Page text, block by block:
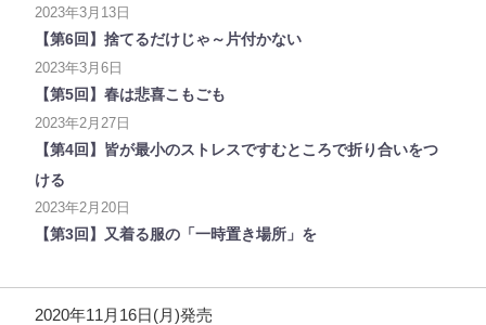
2023年3月13日
【第6回】捨てるだけじゃ～片付かない
2023年3月6日
【第5回】春は悲喜こもごも
2023年2月27日
【第4回】皆が最小のストレスですむところで折り合いをつ
ける
2023年2月20日
【第3回】又着る服の「一時置き場所」を
2020年11月16日(月)発売